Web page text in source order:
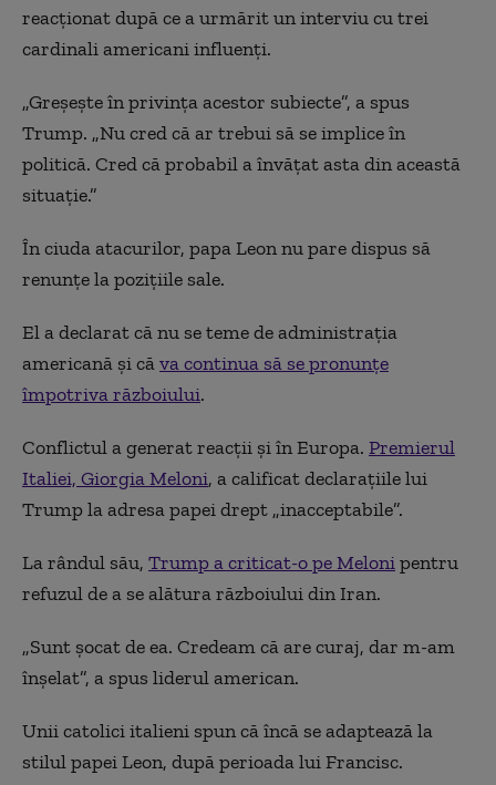
reacționat după ce a urmărit un interviu cu trei
cardinali americani influenți.
„Greșește în privința acestor subiecte”, a spus
Trump. „Nu cred că ar trebui să se implice în
politică. Cred că probabil a învățat asta din această
situație.”
În ciuda atacurilor, papa Leon nu pare dispus să
renunțe la pozițiile sale.
El a declarat că nu se teme de administrația
americană și căva continua să se pronunțe
împotriva războiului.
Conflictul a generat reacții și în Europa. Premierul
Italiei, Giorgia Meloni, a calificat declarațiile lui
Trump la adresa papei drept „inacceptabile”.
La rândul său, Trump a criticat-o pe Melonipentru
refuzul de a se alătura războiului din Iran.
„Sunt șocat de ea. Credeam că are curaj, dar m-am
înșelat”, a spus liderul american.
Unii catolici italieni spun că încă se adaptează la
stilul papei Leon, după perioada lui Francisc.